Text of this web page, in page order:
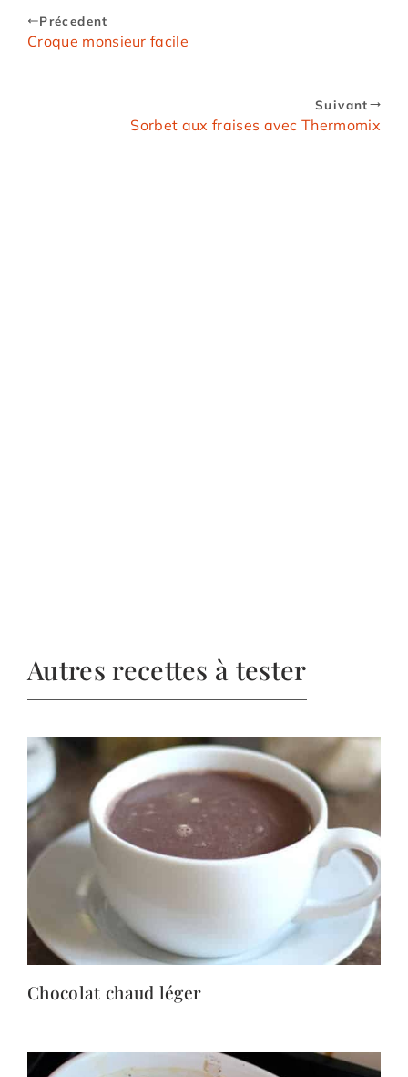
Précedent
Croque monsieur facile
Suivant
Sorbet aux fraises avec Thermomix
Autres recettes à tester
Chocolat chaud léger